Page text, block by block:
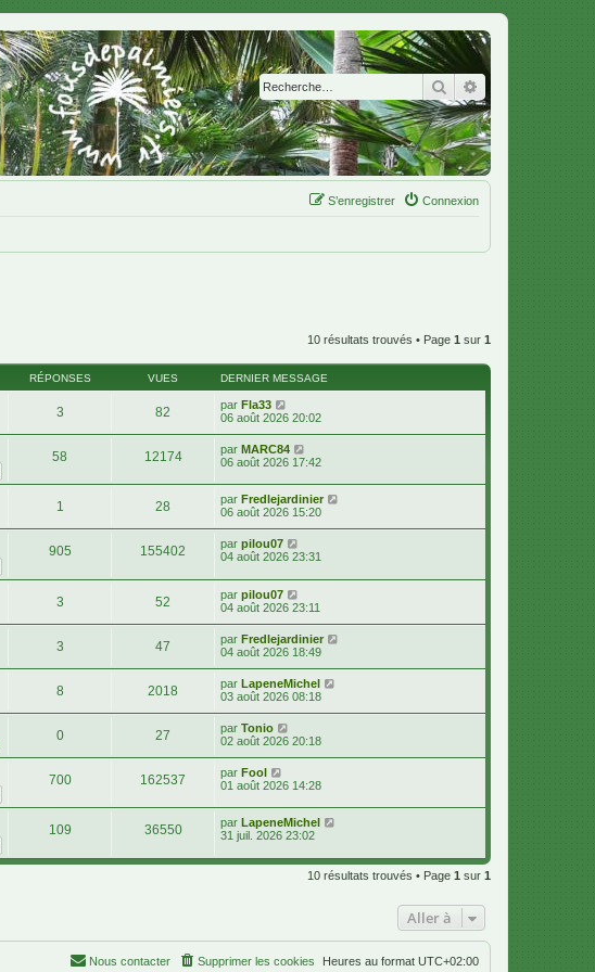
Rechercher
Connexion
S’enregistrer
10 résultats trouvés • Page 1 sur 1
RÉPONSES VUES DERNIER MESSAGE
3 82 par Fla33
06 août 2026 20:02
58 12174 par MARC84
06 août 2026 17:42
1 28 par Fredlejardinier
06 août 2026 15:20
905 155402 par pilou07
04 août 2026 23:31
3 52 par pilou07
04 août 2026 23:11
3 47 par Fredlejardinier
04 août 2026 18:49
8 2018 par LapeneMichel
03 août 2026 08:18
0 27 par Tonio
02 août 2026 20:18
700 162537 par Fool
01 août 2026 14:28
109 36550 par LapeneMichel
31 juil. 2026 23:02
10 résultats trouvés • Page 1 sur 1
Aller à
Heures au format UTC+02:00
Supprimer les cookies
Nous contacter